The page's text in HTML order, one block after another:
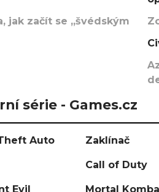
jak začít se „švédským
série - Games.cz
Auto Zaklínač
Call of Duty
Evil Mortal